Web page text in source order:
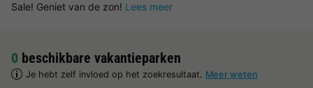
Sale! Geniet van de zon! Lees meer
0 beschikbare vakantieparken
Je hebt zelf invloed op het zoekresultaat. Meer weten